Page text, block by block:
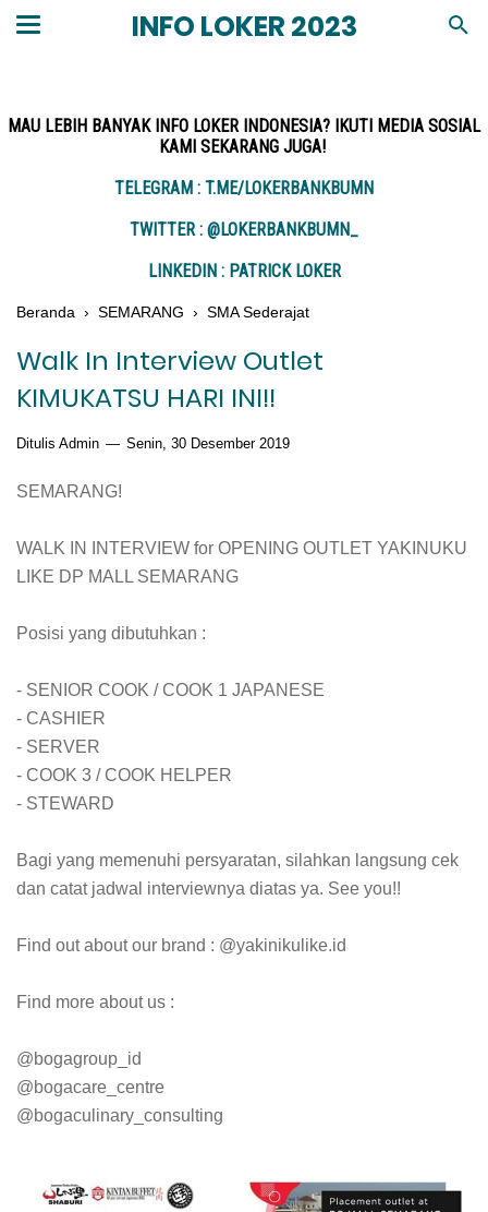
INFO LOKER 2023
MAU LEBIH BANYAK INFO LOKER INDONESIA? IKUTI MEDIA SOSIAL
KAMI SEKARANG JUGA!
TELEGRAM : T.ME/LOKERBANKBUMN
TWITTER : @LOKERBANKBUMN_
LINKEDIN : PATRICK LOKER
Beranda › SEMARANG › SMA Sederajat
Walk In Interview Outlet
KIMUKATSU HARI INI!!
Ditulis Admin Senin, 30 Desember 2019
SEMARANG!
WALK IN INTERVIEW for OPENING OUTLET YAKINUKU
LIKE DP MALL SEMARANG
Posisi yang dibutuhkan :
- SENIOR COOK / COOK 1 JAPANESE
- CASHIER
- SERVER
- COOK 3 / COOK HELPER
- STEWARD
Bagi yang memenuhi persyaratan, silahkan langsung cek
dan catat jadwal interviewnya diatas ya. See you!!
Find out about our brand : @yakinikulike.id
Find more about us :
@bogagroup_id
@bogacare_centre
@bogaculinary_consulting